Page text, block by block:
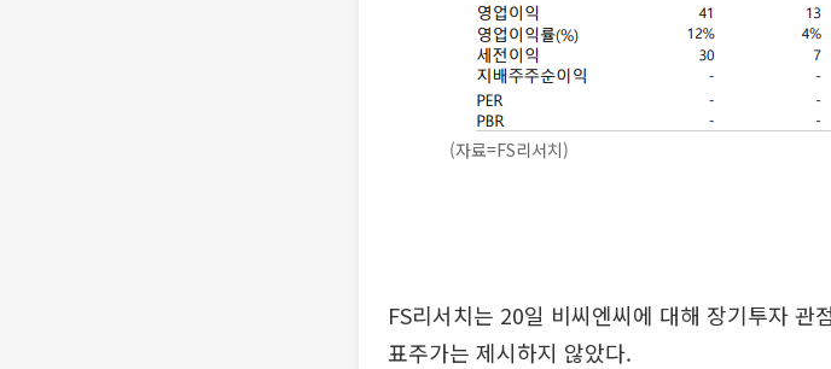
(자료=FS리서치)
FS리서치는 20일 비씨엔씨에 대해 장기투자
표주가는 제시하지 않았다.